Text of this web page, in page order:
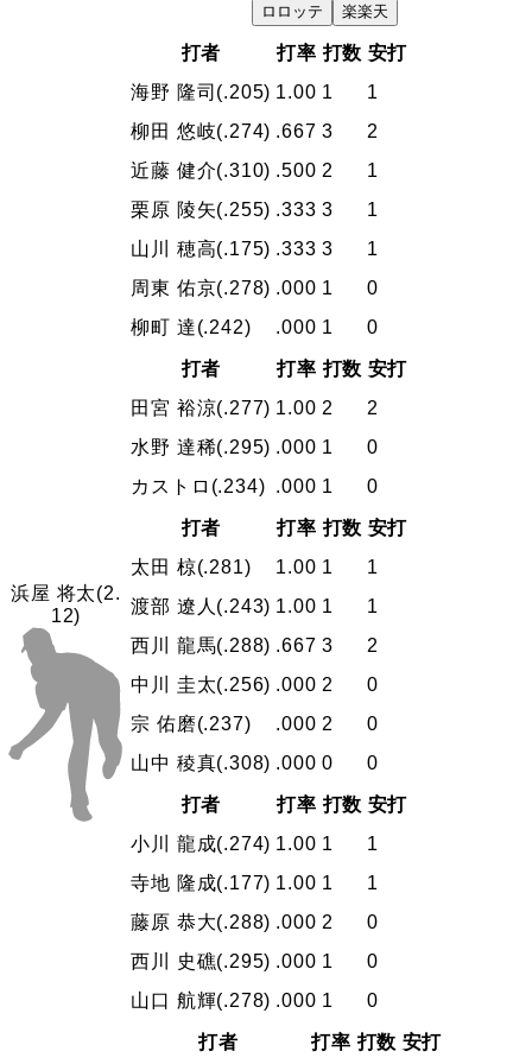
ロ ロッテ 楽楽天
浜屋 将太(2.
12)
打者 打率 打数 安打
海野 隆司 (.205) 1.00 1
1
柳田 悠岐(.274) .667 3
2
近藤 健介(.310) .500 2
1
栗原 陵矢(.255) .333 3
1
山川 穂高(.175) .333 3
1
周東 佑京(.278) .000 1
0
柳町 達(.242) .000 1 0
打者 打率 打数 安打
田宮 裕涼(.277) 1.00 2
2
水野 達稀(.295) .000 1
0
カストロ (.234) .000 1 0
打者 打率 打数 安打
太田 椋(.281) 1.00 1
1
渡部 遼人 (.243) 1.00 1
1
西川 龍馬(.288) .667 3
2
中川 圭太(.256) .000 2
0
宗 佑磨(.237) .000 2
0
山中 稜真(.308) .000 0 0
打者 打率 打数 安打
小川 龍成(.274) 1.00 1
1
寺地 隆成(.177) 1.00 1
1
藤原 恭大(.288) .000 2
0
西川 史礁(.295) .000 1
0
山口 航輝(.278) .000 1 0
打者 打率 打数 安打